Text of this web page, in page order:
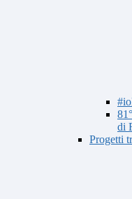
di
Progetti